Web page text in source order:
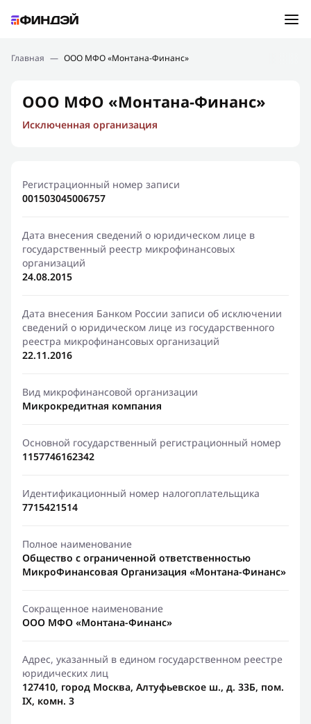
Подбор займа
Новости
Финансовое просвещение
Главная — ООО МФО «Монтана-Финанс»
ООО МФО «Монтана-Финанс»
Исключенная организация
Регистрационный номер записи
001503045006757
Дата внесения сведений о юридическом лице в
государственный реестр микрофинансовых
организаций
24.08.2015
Дата внесения Банком России записи об исключении
сведений о юридическом лице из государственного
реестра микрофинансовых организаций
22.11.2016
Вид микрофинансовой организации
Микрокредитная компания
Основной государственный регистрационный номер
1157746162342
Идентификационный номер налогоплательщика
7715421514
Полное наименование
Общество с ограниченной ответственностью
МикроФинансовая Организация «Монтана-Финанс»
Сокращенное наименование
ООО МФО «Монтана-Финанс»
Адрес, указанный в едином государственном реестре
юридических лиц
127410, город Москва, Алтуфьевское ш., д. 33Б, пом.
IX, комн. 3
Ошибка:Контактная форма не найдена.
Спасибо, что написали нам
Мы свяжемся с Вами в ближайшее время и сообщим
результат
Отправить новый запрос